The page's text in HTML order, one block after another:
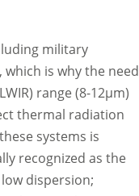
military
is why the need
range (8-12µm)
thermal radiation
systems is
recognized as the
dispersion;